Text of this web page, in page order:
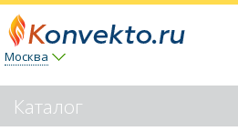
Москва
Каталог